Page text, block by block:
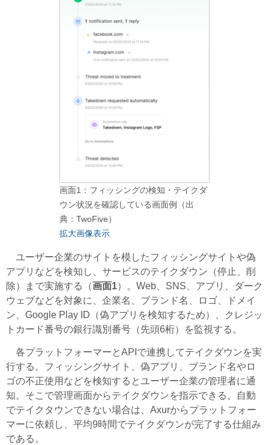
画面1：フィッシングの検知・テイクダ
ウン状況を確認している画面例（出
典：TwoFive）
拡大画像表示
ユーザー企業のサイトを模したフィッシングサイトや偽
アプリなどを検知し、サービスのテイクダウン（停止、削
除）まで実施する（画面1）。Web、SNS、アプリ、ダーク
ウェブなどを対象に、企業名、ブランド名、ロゴ、ドメイ
ン、Google Play ID（偽アプリを検知するため）、クレジッ
トカード番号の銀行識別番号（先頭6桁）を監視する。
各プラットフォーマーとAPIで連携してテイクダウンを実
行する。フィッシングサイト、偽アプリ、ブランド名やロ
ゴの不正使用などを検知するとユーザー企業の管理者に通
知。そこで管理画面からテイクダウンを指示できる。自動
でテイクタウンできない場合は、Axurからプラットフォー
マーに依頼し、平均9時間でテイクダウンが完了する仕組み
である。